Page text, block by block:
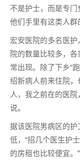
不是护士，而是专门
他们手里有这类人群
宏安医院的多名医
院的数量比较多，
常出现。除了下乡“
绍新病人前来住院，
人，我之前在的医
说。
据该医院男病区的
低，“招几个医生护
的房租也比较便宜。”